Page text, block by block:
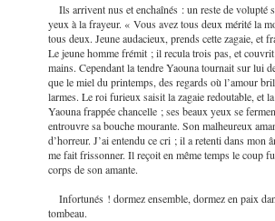
Ils arrivent nus et enchaînés : un reste de volupté
yeux à la frayeur. « Vous avez tous deux mérité la
tous deux. Jeune audacieux, prends cette zagaie, et
Le jeune homme frémit ; il recula trois pas, et couvrit
mains. Cependant la tendre Yaouna tournait sur lui
que le miel du printemps, des regards où l’amour
larmes. Le roi furieux saisit la zagaie redoutable, et
Yaouna frappée chancelle ; ses beaux yeux se
entrouvre sa bouche mourante. Son malheureux
d’horreur. J’ai entendu ce cri ; il a retenti dans mon
me fait frissonner. Il reçoit en même temps le coup
corps de son amante.
Infortunés ! dormez ensemble, dormez en paix
tombeau.